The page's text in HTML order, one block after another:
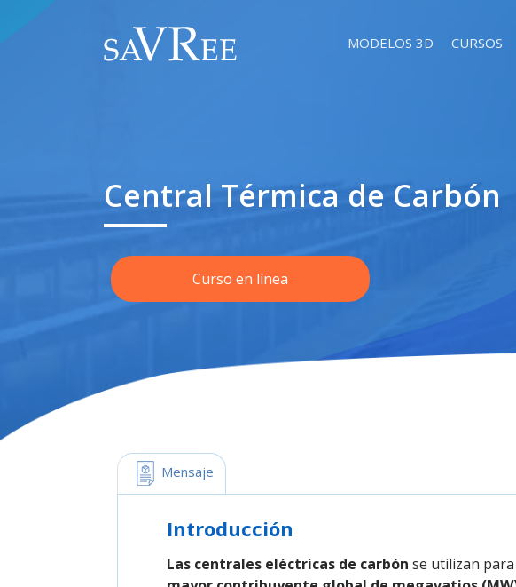
MODELOS 3D CURSOS
Central Térmica de Carbón
Curso en línea
Mensaje
Introducción
Las centrales eléctricas de carbón se utilizan para